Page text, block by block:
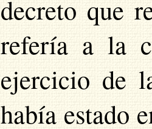
decreto que
refería a la
ejercicio de
había estado